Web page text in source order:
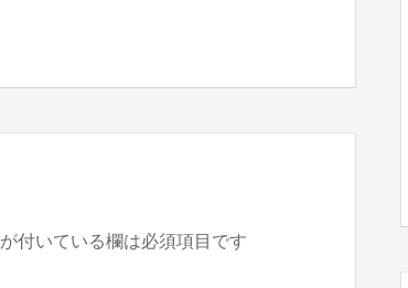
が付いている欄は必須項目です